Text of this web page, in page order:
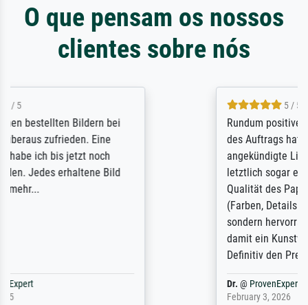
O que pensam os nossos
clientes sobre nós
Rundum positive Erfahrung. Die Ausführung
des Auftrags hat eine Weile gedauert, die
angekündigte Lieferzeit wurde aber
letztlich sogar etwas unterschritten. Die
sondern hervorragend. Selbst ein Druck ist
damit ein Kunstwerk im eigenen Sinne.